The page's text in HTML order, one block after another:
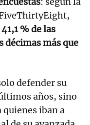
% de las
décimas más que
defender su
años, sino
iban a